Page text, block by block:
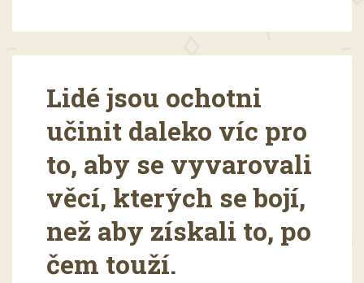
Lidé jsou ochotni
učinit daleko víc pro
to, aby se vyvarovali
věcí, kterých se bojí,
než aby získali to, po
čem touží.